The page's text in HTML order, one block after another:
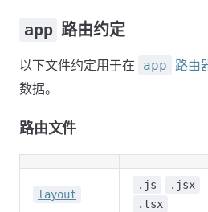
app 路由约定
以下文件约定用于在 app 路由
数据。
路由文件
layout
.js
.jsx
.tsx